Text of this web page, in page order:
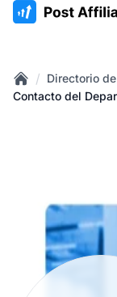
:site.title
Home
/ Directorio
Contacto del